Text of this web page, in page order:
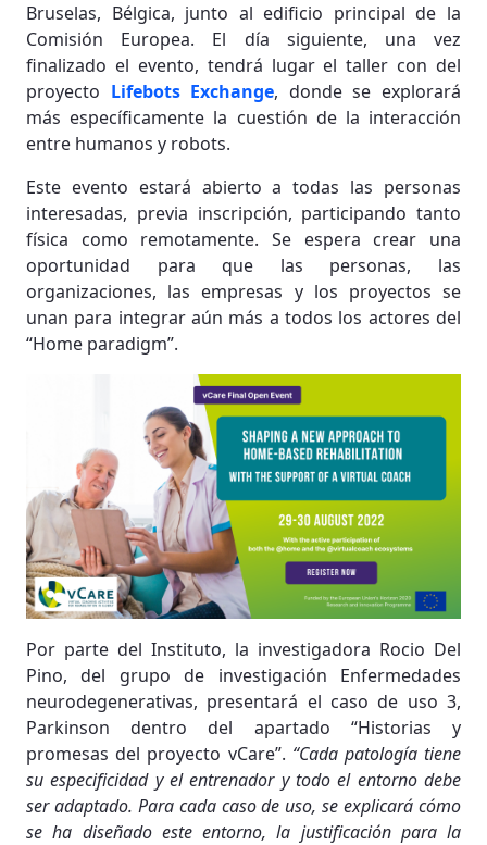
Bruselas, Bélgica, junto al edificio principal de la
Comisión Europea. El día siguiente, una vez
finalizado el evento, tendrá lugar el taller con del
proyecto Lifebots Exchange, donde se explorará
más específicamente la cuestión de la interacción
entre humanos y robots.
Este evento estará abierto a todas las personas
interesadas, previa inscripción, participando tanto
física como remotamente. Se espera crear una
oportunidad para que las personas, las
organizaciones, las empresas y los proyectos se
unan para integrar aún más a todos los actores del
“Home paradigm”.
Por parte del Instituto, la investigadora Rocio Del
Pino, del grupo de investigación Enfermedades
neurodegenerativas, presentará el caso de uso 3,
Parkinson dentro del apartado “Historias y
promesas del proyecto vCare”. “Cada patología tiene
su especificidad y el entrenador y todo el entorno debe
ser adaptado. Para cada caso de uso, se explicará cómo
se ha diseñado este entorno, la justificación para la